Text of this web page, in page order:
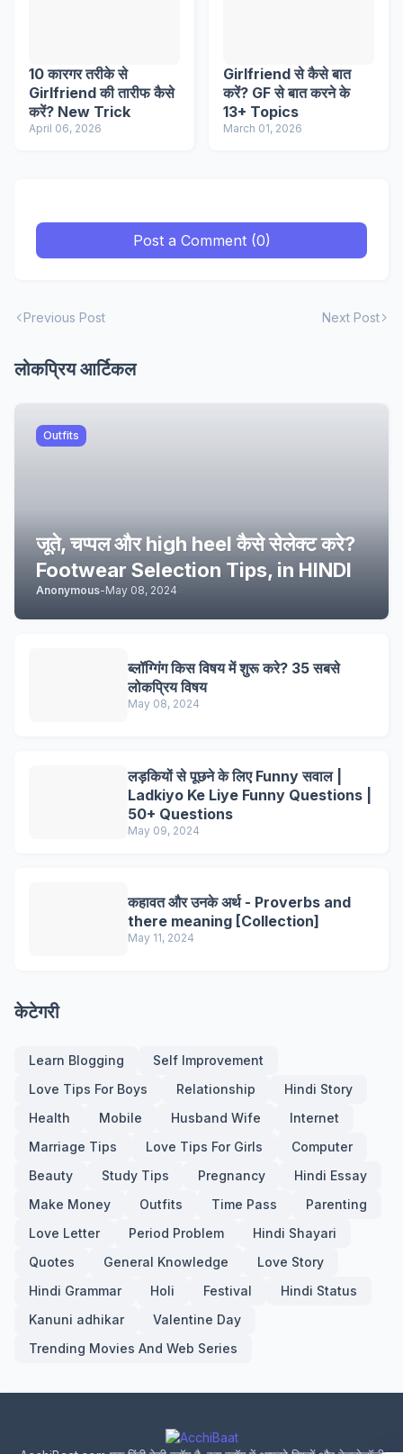
10 कारगर तरीके से
Girlfriend की तारीफ कैसे
करें? New Trick
April 06, 2026
Girlfriend से कैसे बात
करें? GF से बात करने के
13+ Topics
March 01, 2026
Post a Comment (0)
Previous Post Next Post
लोकप्रिय आर्टिकल
Outfits
जूते, चप्पल और high heel कैसे सेलेक्ट करे?
Footwear Selection Tips, in HINDI
Anonymous-May 08, 2024
ब्लॉग्गिंग किस विषय में शुरू करे? 35 सबसे
लोकप्रिय विषय
May 08, 2024
लड़कियों से पूछने के लिए Funny सवाल |
Ladkiyo Ke Liye Funny Questions |
50+ Questions
May 09, 2024
कहावत और उनके अर्थ - Proverbs and
there meaning [Collection]
May 11, 2024
केटेगरी
Learn Blogging
Self Improvement
Love Tips For Boys
Relationship
Hindi Story
Health
Mobile Husband Wife
Internet
Marriage Tips
Love Tips For Girls
Computer
Beauty
Study Tips Pregnancy
Hindi Essay
Make Money
Outfits Time Pass
Parenting
Love Letter
Period Problem
Hindi Shayari
Quotes
General Knowledge
Love Story
Hindi Grammar
Holi Festival
Hindi Status
Kanuni adhikar
Valentine Day
Trending Movies And Web Series